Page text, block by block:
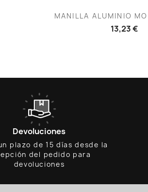
 Vista
MANILLA ALUMINIO
13,23 €
Devoluciones
plazo de 15 días desde la
del pedido para
devoluciones